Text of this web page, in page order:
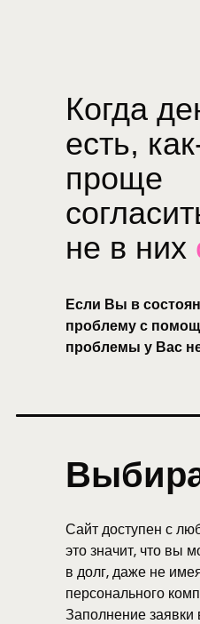
Когда
есть,
проще
не в них
Если Вы в
проблему с
проблемы у Вас
Сайт доступен с
это значит, что вы
в долг, даже не
персонального
Заполнение заявки